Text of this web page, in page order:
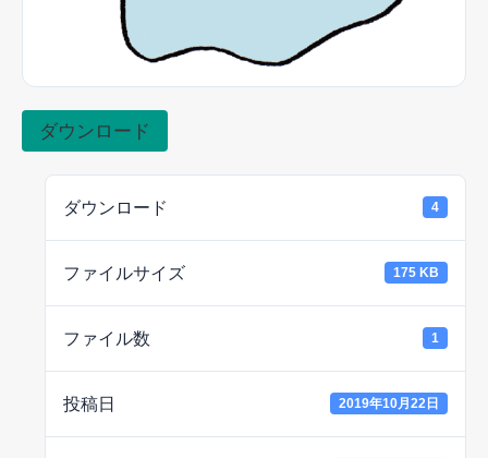
ダウンロード
ダウンロード 4
ファイルサイズ 175 KB
ファイル数 1
投稿日 2019年10月22日